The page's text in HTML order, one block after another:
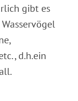
gibt es
d.h.ein